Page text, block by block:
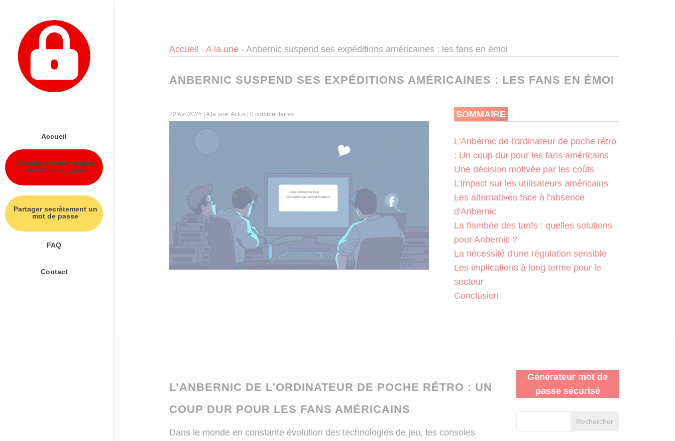
Accueil
Générateur mot passe
aléatoire sécurisé
Partager secrètement un
mot de passe
FAQ
Contact
Accueil - A la une - Anbernic suspend ses expéditions américaines : les fans en émoi
ANBERNIC SUSPEND SES EXPÉDITIONS AMÉRICAINES : LES FANS EN ÉMOI
22 Avr 2025 A la une, Actus| 0 commentaires SOMMAIRE
L'Anbernic de l'ordinateur de poche rétro
: Un coup dur pour les fans américains
Une décision motivée par les coûts
L'impact sur les utilisateurs américains
Les alternatives face à l'absence
d'Anbernic
La flambée des tarifs : quelles solutions
pour Anbernic ?
La nécessité d'une régulation sensible
Les implications à long terme pour le
secteur
Conclusion
L’ANBERNIC DE L’ORDINATEUR DE POCHE RÉTRO : UN
COUP DUR POUR LES FANS AMÉRICAINS
Dans le monde en constante évolution des technologies de jeu, les consoles
Générateur mot de
passe sécurisé
Rechercher